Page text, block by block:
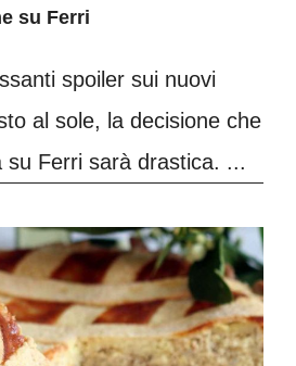
su Ferri
spoiler sui nuovi
al sole, la decisione che
su Ferri sarà drastica. ...